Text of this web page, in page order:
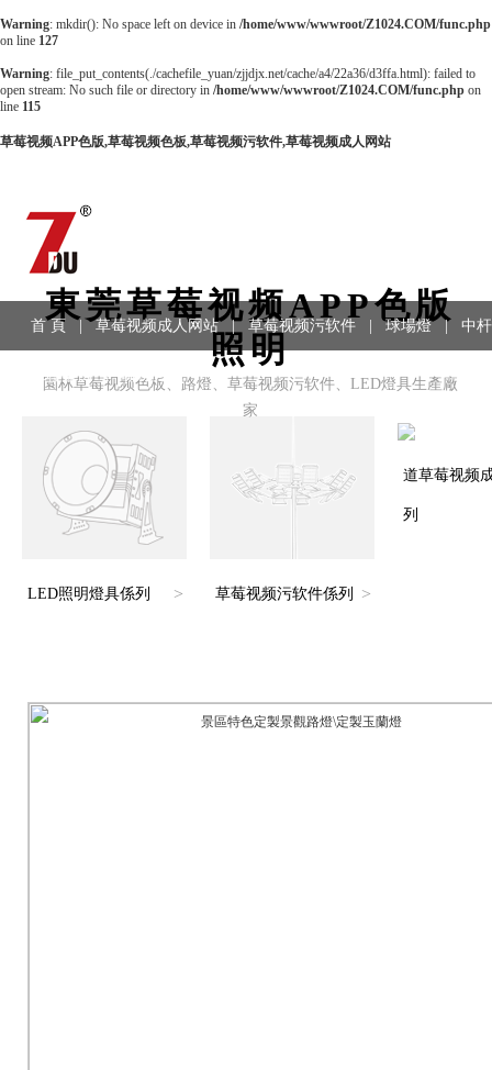
Warning: mkdir(): No space left on device in /home/www/wwwroot/Z1024.COM/func.php
on line 127
Warning: file_put_contents(./cachefile_yuan/zjjdjx.net/cache/a4/22a36/d3ffa.html): failed to
open stream: No such file or directory in /home/www/wwwroot/Z1024.COM/func.php on
line 115
草莓视频APP色版,草莓视频色板,草莓视频污软件,草莓视频成人网站
東莞草莓视频APP色版
照明
園林草莓视频色板、路燈、草莓视频污软件、LED燈具生產廠
家
首 頁 草莓视频成人网站 | 草莓视频污软件 球場燈 | 中
工程案例 | 聯係方式
LED照明燈具係列 > 草莓视频污软件係列 >
道草莓视频
列